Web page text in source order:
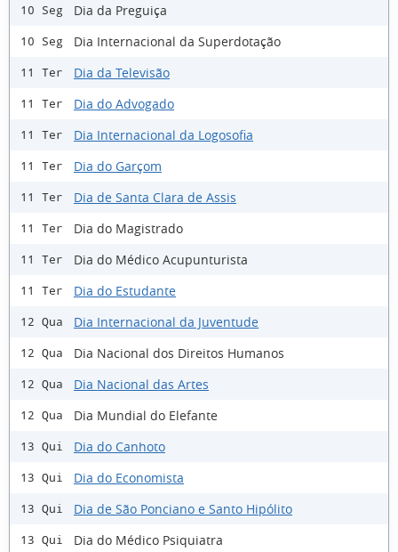
10 Seg Dia da Preguiça
10 Seg Dia Internacional da Superdotação
11 Ter Dia da Televisão
11 Ter Dia do Advogado
11 Ter Dia Internacional da Logosofia
11 Ter Dia do Garçom
11 Ter Dia de Santa Clara de Assis
11 Ter Dia do Magistrado
11 Ter Dia do Médico Acupunturista
11 Ter Dia do Estudante
12 Qua Dia Internacional da Juventude
12 Qua Dia Nacional dos Direitos Humanos
12 Qua Dia Nacional das Artes
12 Qua Dia Mundial do Elefante
13 Qui Dia do Canhoto
13 Qui Dia do Economista
13 Qui Dia de São Ponciano e Santo Hipólito
13 Qui Dia do Médico Psiquiatra